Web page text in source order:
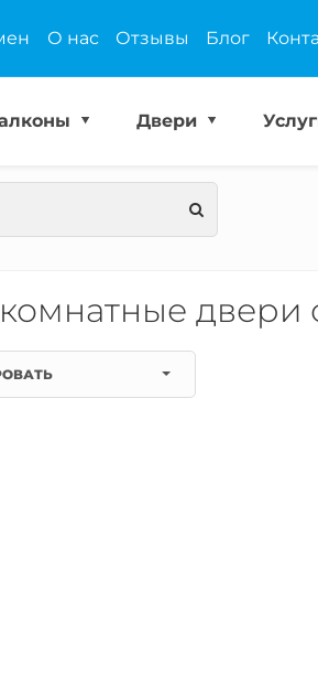
О нас Отзывы Блог
Двери
двери